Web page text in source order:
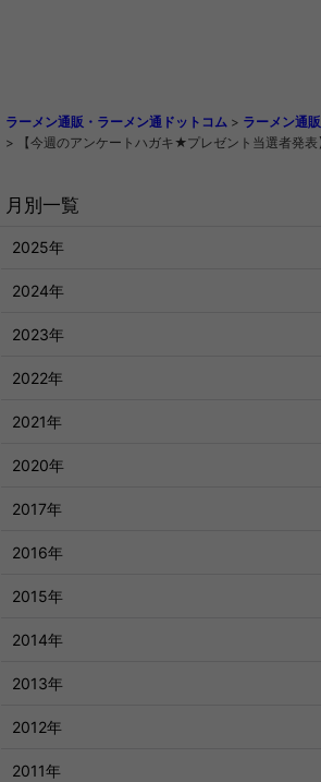
ラーメン通販・ラーメン通ドットコム > ラーメン通
>
【今週のアンケートハガキ★プレゼント当選者発表
月別一覧
2025年
2024年
2023年
2022年
2021年
2020年
2017年
2016年
2015年
2014年
2013年
2012年
2011年